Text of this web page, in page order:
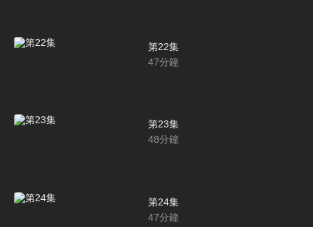
第22集
47分鐘
第23集
48分鐘
第24集
47分鐘